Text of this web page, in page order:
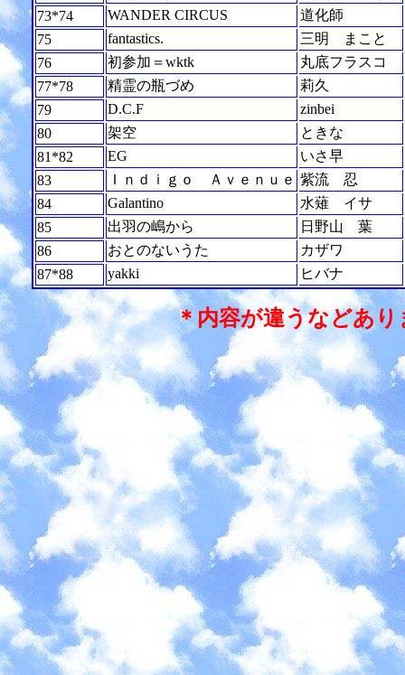
73*74
WANDER CIRCUS
道化師
75
fantastics.
三明 まこと
76
初参加＝wktk
丸底フラスコ
77*78
精霊の瓶づめ
莉久
79
D.C.F
zinbei
80
架空
ときな
81*82
EG
いさ早
83
Ｉｎｄｉｇｏ Ａｖｅｎｕｅ 紫流 忍
84
Galantino
水薙 イサ
85
出羽の嶋から
日野山 葉
86
おとのないうた
カザワ
87*88
yakki ヒバナ
＊内容が違うなどあ